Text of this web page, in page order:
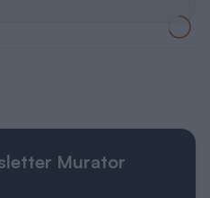
Murator